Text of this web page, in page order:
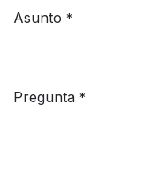
Asunto *
Pregunta *